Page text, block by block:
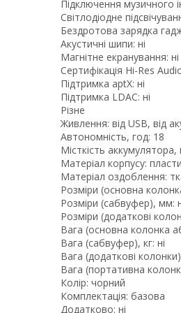
Підключення музичного
Світлодіодне
Бездротова зарядка
Акустичні шипи: ні
Магнітне екранування: ні
Сертифікація Hi-Res
Підтримка aptX: ні
Підтримка LDAC: ні
Різне
Живлення: від USB, від
Автономність, год: 18
Місткість
Матеріал корпусу:
Матеріал оздоблення:
Розміри (основна
Розміри (сабвуфер), мм:
Розміри (додаткові
Вага (основна колонка
Вага (сабвуфер), кг: ні
Вага (додаткові
Вага (портативна
Колір: чорний
Комплектація: базова
Додатково: ні